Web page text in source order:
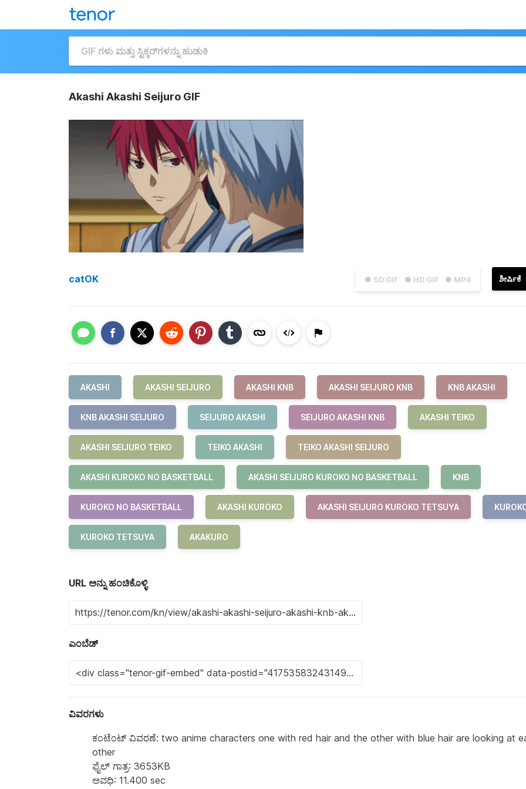
Akashi Akashi Seijuro GIF
● SD GIF ● HD GIF ● MP4 ಶೀರ್ಷಿಕೆ
catOK
AKASHI AKASHI SEIJURO AKASHI KNB AKASHI SEIJURO KNB KNB AKASHI
KNB AKASHI SEIJURO SEIJURO AKASHI SEIJURO AKASHI KNB AKASHI TEIKO
AKASHI SEIJURO TEIKO TEIKO AKASHI TEIKO AKASHI SEIJURO
AKASHI KUROKO NO BASKETBALL AKASHI SEIJURO KUROKO NO BASKETBALL KNB
KUROKO NO BASKETBALL AKASHI KUROKO AKASHI SEIJURO KUROKO TETSUYA
KUROKO TETSUYA AKAKURO
URL ಅನ್ನು ಹಂಚಿಕೊಳ್ಳಿ
ಎಂಬೆಡ್
ವಿವರಗಳು
ಕಂಟೆಂಟ್‌ ವಿವರಣೆ: two anime characters one with red hair and the other with blue hair are looking at
other
ಫೈಲ್ ಗಾತ್ರ: 3653KB
ಅವಧಿ: 11.400 sec